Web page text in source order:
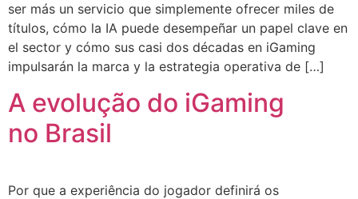
ser más un servicio que simplemente ofrecer miles de
títulos, cómo la IA puede desempeñar un papel clave en
el sector y cómo sus casi dos décadas en iGaming
impulsarán la marca y la estrategia operativa de […]
A evolução do iGaming
no Brasil
Por que a experiência do jogador definirá os